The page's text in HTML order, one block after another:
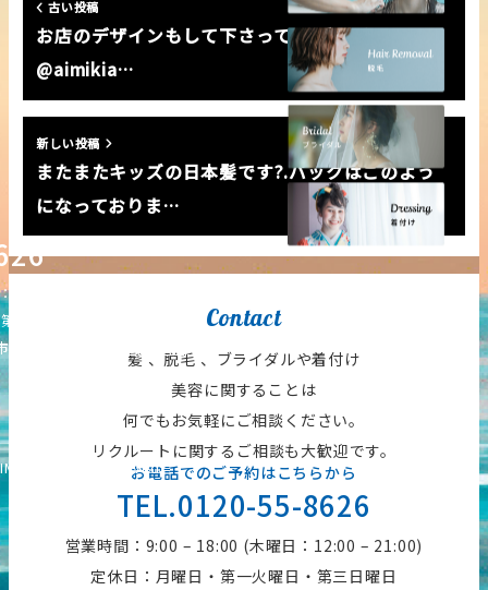
12:00-21:00）
三日曜日
町14-15-7
【Google Map】
All Rights Reserved.
古い投稿
お店のデザインもして下さってる デザイナー
@aimikia…
新しい投稿
またまたキッズの日本髪です?.バックはこのよう
になっておりま…
Contact
髪 、脱毛 、ブライダルや着付け
美容に関することは
何でもお気軽にご相談ください。
リクルートに関するご相談も大歓迎です。
お電話でのご予約はこちらから
TEL.0120-55-8626
営業時間：9:00 – 18:00 (木曜日：12:00 – 21:00)
定休日：月曜日・第一火曜日・第三日曜日